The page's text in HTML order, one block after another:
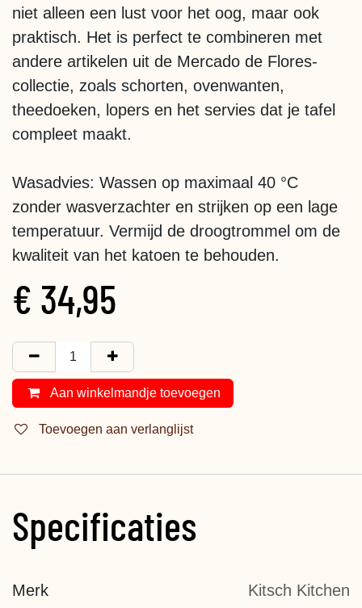
niet alleen een lust voor het oog, maar ook
praktisch. Het is perfect te combineren met
andere artikelen uit de Mercado de Flores-
collectie, zoals schorten, ovenwanten,
theedoeken, lopers en het servies dat je tafel
compleet maakt.
Wasadvies: Wassen op maximaal 40 °C
zonder wasverzachter en strijken op een lage
temperatuur. Vermijd de droogtrommel om de
kwaliteit van het katoen te behouden.
€ 34,95
Aan winkelmandje toevoegen
Toevoegen aan verlanglijst
Specificaties
Merk Kitsch Kitchen